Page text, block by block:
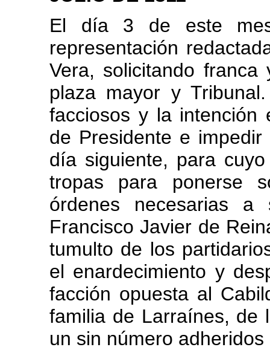
El día 3 de este
representación
Vera, solicitando
plaza mayor y
facciosos y la intención
de Presidente e
día siguiente, para
tropas para ponerse
órdenes necesarias a
Francisco Javier de
tumulto de los
el enardecimiento y
facción opuesta al
familia de Larraínes, de
un sin número